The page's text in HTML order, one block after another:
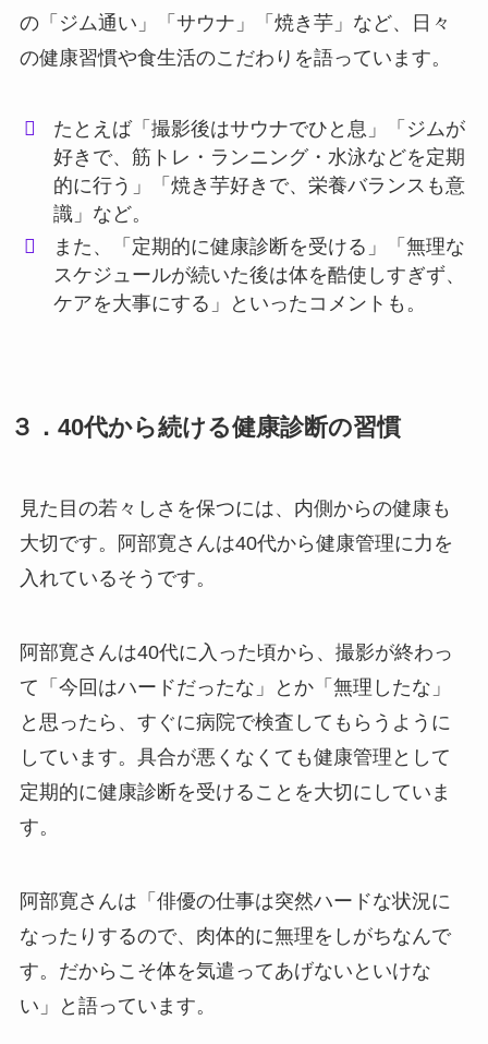
の「ジム通い」「サウナ」「焼き芋」など、日々
の健康習慣や食生活のこだわりを語っています。
たとえば「撮影後はサウナでひと息」「ジムが
好きで、筋トレ・ランニング・水泳などを定期
的に行う」「焼き芋好きで、栄養バランスも意
識」など。
また、「定期的に健康診断を受ける」「無理な
スケジュールが続いた後は体を酷使しすぎず、
ケアを大事にする」といったコメントも。
３．40代から続ける健康診断の習慣
見た目の若々しさを保つには、内側からの健康も
大切です。阿部寛さんは40代から健康管理に力を
入れているそうです。
阿部寛さんは40代に入った頃から、撮影が終わっ
て「今回はハードだったな」とか「無理したな」
と思ったら、すぐに病院で検査してもらうように
しています。具合が悪くなくても健康管理として
定期的に健康診断を受けることを大切にしていま
す。
阿部寛さんは「俳優の仕事は突然ハードな状況に
なったりするので、肉体的に無理をしがちなんで
す。だからこそ体を気遣ってあげないといけな
い」と語っています。